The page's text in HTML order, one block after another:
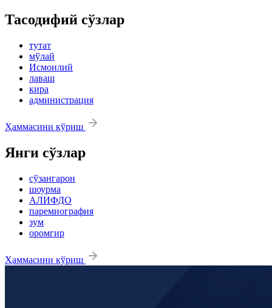
Тасодифий сўзлар
тутат
мўлай
Исмоилий
лаваш
кира
администрация
Ҳаммасини кўриш
Янги сўзлар
сўзангарон
шоурма
АЛИФДО
паремиография
зум
оромгир
Ҳаммасини кўриш